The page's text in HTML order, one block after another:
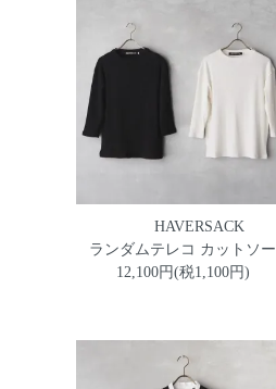
HAVERSACK
ランダムテレコ カットソー
12,100円(税1,100円)